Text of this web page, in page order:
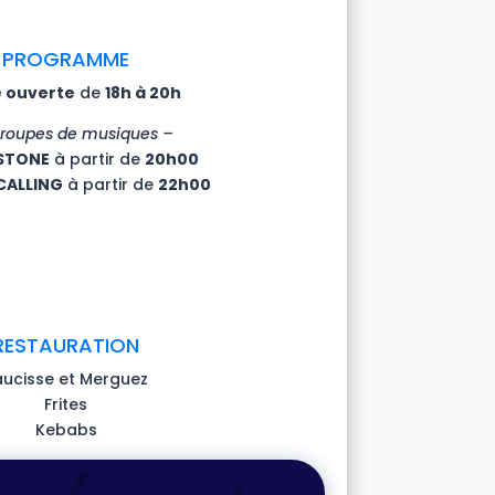
PROGRAMME
ouverte de18h à 20h
de musiques –
à partir de 20h00
à partir de 22h00
et Merguez
Frites
Kebabs